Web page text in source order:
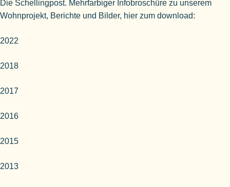
Die Schellingpost. Mehrfarbiger Infobroschüre zu unserem
Wohnprojekt, Berichte und Bilder, hier zum download:
2022
2018
2017
2016
2015
2013